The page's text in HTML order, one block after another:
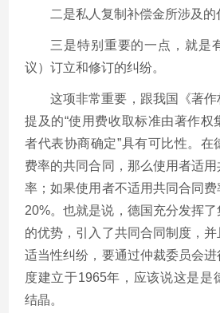
二是私人复制补偿金所涉及的
三是特别重要的一点，就是
议）订立和修订的纠纷。
这项非常重要，跟我国《著
提及的“使用费收取标准由著作权
者代表协商确定”具有可比性。在
费率的共同合同，那么使用者适
率；如果使用者不适用共同合同
20%。也就是说，德国充分发挥
的优势，引入了共同合同制度，
适当性纠纷，要通过仲裁委员会进
度建立于1965年，应该说这是是
结晶。